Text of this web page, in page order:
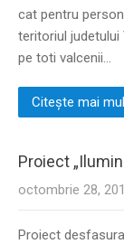
cat pentru
teritoriul judetului
pe toti valcenii…
Citește mai
Proiect
octombrie 28,
Proiect